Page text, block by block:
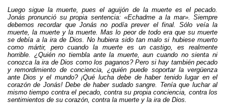
Luego sigue la muerte, pues el aguijón de la muerte es el pecado.
Jonás pronunció su propia sentencia: «Echadme a la mar». Siempre
debemos recordar que Jonás no podía prever el final. Sólo veía la
muerte, la muerte y la muerte. Mas lo peor de todo era que su muerte
se debía a la ira de Dios. No hubiera sido tan malo si hubiese muerto
como mártir, pero cuando la muerte es un castigo, es realmente
horrible. ¿Quién no tiembla ante la muerte, aun cuando no sienta ni
conozca la ira de Dios como los paganos? Pero si hay también pecado
y remordimiento de conciencia, ¿quién puede soportar la vergüenza
ante Dios y el mundo? ¡Qué lucha debe de haber tenido lugar en el
corazón de Jonás! Debe de haber sudado sangre. Tenía que luchar al
mismo tiempo contra el pecado, contra su propia conciencia, contra los
sentimientos de su corazón, contra la muerte y la ira de Dios.